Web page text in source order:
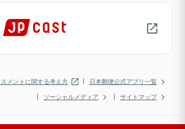
メントに関する考え方
日本郵便公式アプリ一覧
ソーシャルメディア
サイトマップ